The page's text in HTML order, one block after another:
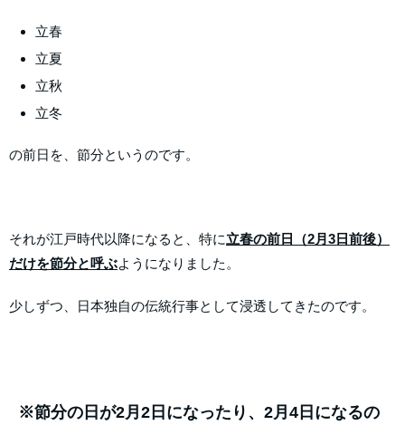
立春
立夏
立秋
立冬
の前日を、節分というのです。
それが江戸時代以降になると、特に立春の前日（2月3日前後）
だけを節分と呼ぶようになりました。
少しずつ、日本独自の伝統行事として浸透してきたのです。
※節分の日が2月2日になったり、2月4日になるの